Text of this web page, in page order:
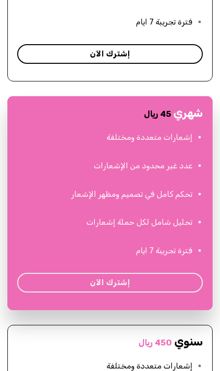
فترة تجريبة 7 ايام
إشترك الآن
شهري
إشعارات متعددة ومختلفة
عدد غير محدود من الإشعارات
تحكم كامل في تصميم ومظهر الإشعار
تحليل شامل لكل حملة إشعارات
فترة تجريبة 7 ايام
إشترك الآن
سنوي 450 ريال
إشعارات متعددة ومختلفة